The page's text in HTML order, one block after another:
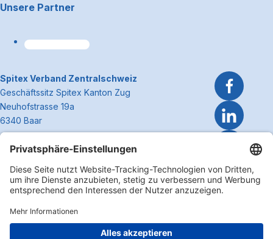
Unsere Partner
~Kontaktinformationen
Spitex Verband Zentralschweiz
Geschäftssitz Spitex Kanton Zug
Neuhofstrasse 19a
6340 Baar
Telefon 041 362 27 37
info@spitexzentralschweiz.ch